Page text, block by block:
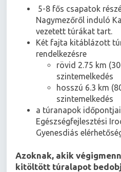
5-8 fős csapatok
Nagymezőről induló
vezetett túrákat tart.
Két fajta kitáblázott
rendelkezésre
rövid 2.75 km
szintemelkedés
hosszú 6.3 km
szintemelkedés
a túranapok
Egészségfejlesztési
Gyenesdiás
Azoknak, akik
kitöltött túralapot